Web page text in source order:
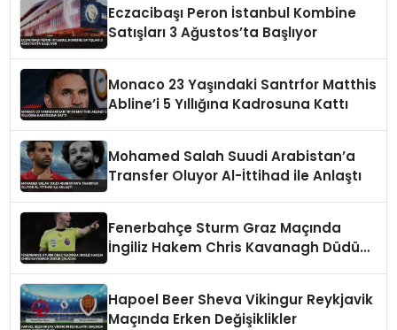
Eczacibaşı Peron İstanbul Kombine
Satışları 3 Ağustos’ta Başlıyor
Monaco 23 Yaşındaki Santrfor Matthis
Abline’i 5 Yıllığına Kadrosuna Kattı
Mohamed Salah Suudi Arabistan’a
Transfer Oluyor Al-İttihad ile Anlaştı
Fenerbahçe Sturm Graz Maçında
İngiliz Hakem Chris Kavanagh Düdük
Hapoel Beer Sheva Vikingur Reykjavik
Maçında Erken Değişiklikler